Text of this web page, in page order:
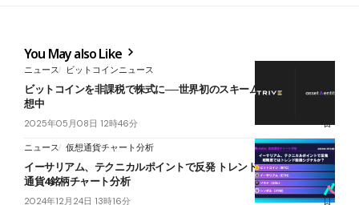
You May also Like
ニュース ビットコインニュース
ビットコインを非課税で株式に──世界初のスキーム型上場企業を構
想中
2025年05月08日 12時46分
ニュース 仮想通貨チャート分析
イーサリアム、テクニカルポイントで反発 トレンド転換か？ 仮想
通貨4銘柄チャート分析
2024年12月24日 13時16分